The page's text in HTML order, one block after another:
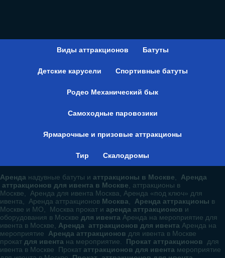
info@sapozhkovoleg.ru
info@es911.ru
Виды аттракционов
Детские карусели Спортивные батуты
Родео Механический бык
Самоходные паровозики
Ярмарочные и призовые аттракционы
Тир Скалодромы
Аренданадувные батуты иаттракционы в Москве,Аренда
аттракционов для ивента в Москве, аттракционы в